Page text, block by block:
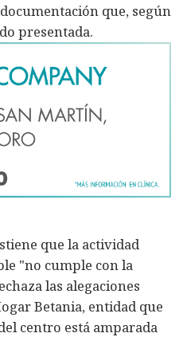
que, según
presentada.
que la actividad
"no cumple con la
las alegaciones
Betania, entidad que
centro está amparada